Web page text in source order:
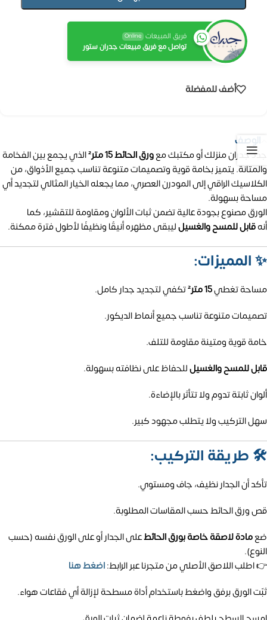
فريق المبيعات Online
تواصل مع فريق مبيعات جدران ستور
أضف للمفضلة
الوصف
جدّد جدران منزلك أو مكتبك معورق الحائط 15 متر²
الذي يجمع بين الفخامة
والمتانة. يتميز بخامة قوية وتصميمات متنوعة تناسب جميع الأذواق، من
الكلاسيك الراقي إلى المودرن العصري، مما يجعله الخيار المثالي لتجديد أي
مساحة بسهولة.
الورق مصنوع بجودة عالية تضمن ثبات الألوان ومقاومة للتقشير، كما
أنهقابل للمسح والغسيلليبقى مظهره أنيقًا ونظيفًا لأطول فترة ممكنة.
✨المميزات:
مساحة تغطي15 متر²
تكفي لتجديد جدار كامل.
تصميمات متنوعة تناسب جميع أنماط الديكور.
خامة قوية ومتينة مقاومة للتلف.
قابل للمسح والغسيلللحفاظ على نظافته بسهولة.
ألوان ثابتة تدوم ولا تتأثر بالإضاءة.
سهل التركيب ولا يتطلب مجهود كبير.
🛠️ طريقة التركيب:
تأكد أن الجدار نظيف، جاف ومستوي.
قص ورق الحائط حسب المقاسات المطلوبة.
ضعمادة لاصقة خاصة بورق الحائطعلى الجدار أو على الورق نفسه (حسب
النوع).
👉 اطلب اللاصق الأصلي من متجرنا عبر الرابط:اضغط هنا
ثبّت الورق برفق واضغط باستخدام أداة مسطحة لإزالة أي فقاعات هواء.